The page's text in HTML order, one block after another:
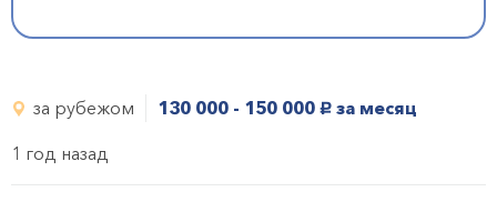
за рубежом 130 000 - 150 000 руб. за месяц
1 год назад